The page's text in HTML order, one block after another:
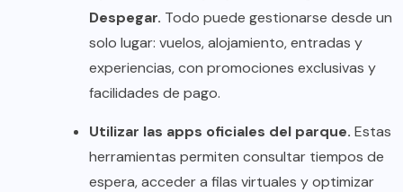
Despegar. Todo puede gestionarse desde un
solo lugar: vuelos, alojamiento, entradas y
experiencias, con promociones exclusivas y
facilidades de pago.
Utilizar las apps oficiales del parque. Estas
herramientas permiten consultar tiempos de
espera, acceder a filas virtuales y optimizar